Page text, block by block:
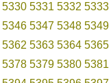
5330 5331 5332 5333
5346 5347 5348 5349
5362 5363 5364 5365
5378 5379 5380 5381